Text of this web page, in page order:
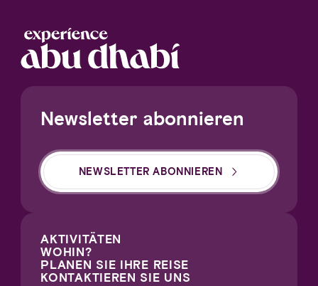
Newsletter abonnieren
NEWSLETTER ABONNIEREN
AKTIVITÄTEN
WOHIN?
PLANEN SIE IHRE REISE
KONTAKTIEREN SIE UNS